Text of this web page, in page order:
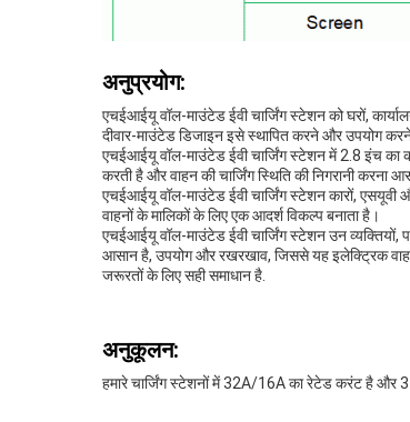
अनुप्रयोग:
एचईआईयू वॉल-माउंटेड ईवी चार्जिंग स्टेशन को घरों,
दीवार-माउंटेड डिजाइन इसे स्थापित करने और उपयोग
एचईआईयू वॉल-माउंटेड ईवी चार्जिंग स्टेशन में 2.8 इंच का
करती है और वाहन की चार्जिंग स्थिति की निगरानी करना
एचईआईयू वॉल-माउंटेड ईवी चार्जिंग स्टेशन कारों,
वाहनों के मालिकों के लिए एक आदर्श विकल्प बनाता है।
एचईआईयू वॉल-माउंटेड ईवी चार्जिंग स्टेशन उन व्यक्तियों,
आसान है, उपयोग और रखरखाव, जिससे यह इलेक्ट्रिक वाहन
जरूरतों के लिए सही समाधान है.
अनुकूलन:
हमारे चार्जिंग स्टेशनों में 32A/16A का रेटेड करंट है और 3